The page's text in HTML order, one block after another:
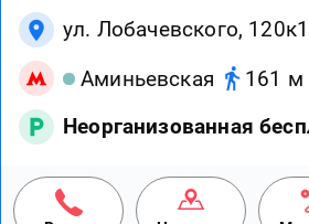
ул. Лобачевского, 120к1
Аминьевская
161 м
Неорганизованная